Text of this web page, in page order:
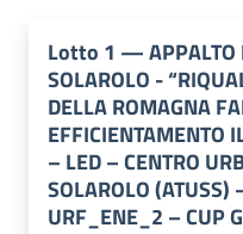
Lotto 1 —
SOLAROLO -
DELLA ROMAGNA
EFFICIENTAMENTO
– LED – CENTRO
SOLAROLO (ATUSS)
URF_ENE_2 – CUP